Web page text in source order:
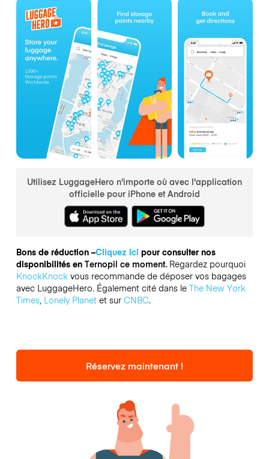
Utilisez LuggageHero n'importe où avec l'application
officielle pour iPhone et Android
Bons de réduction –Cliquez ici pour consulter nos
disponibilités en Ternopil ce moment. Regardez pourquoi
KnockKnockvous recommande de déposer vos bagages
avec LuggageHero. Également cité dans le The New York
Times, Lonely Planetet sur CNBC.
Réservez maintenant !